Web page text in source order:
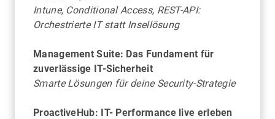
Intune, Conditional Access, REST-API:
Orchestrierte IT statt Insellösung
Management Suite: Das Fundament für
zuverlässige IT-Sicherheit
Smarte Lösungen für deine Security-Strategie
ProactiveHub: IT- Performance live erleben